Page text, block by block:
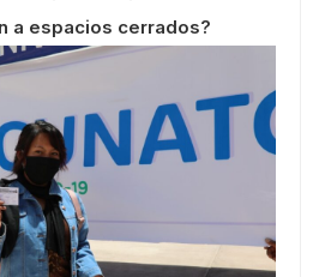
a espacios cerrados?